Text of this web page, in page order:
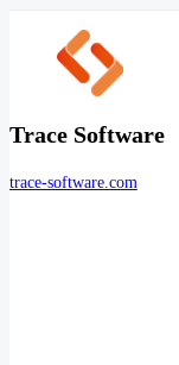
Trace Software
trace-software.com